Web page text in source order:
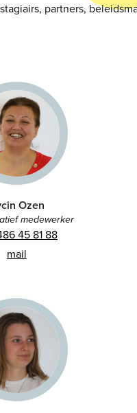
partners,
Ozen
medewerker
45 81 88
mail